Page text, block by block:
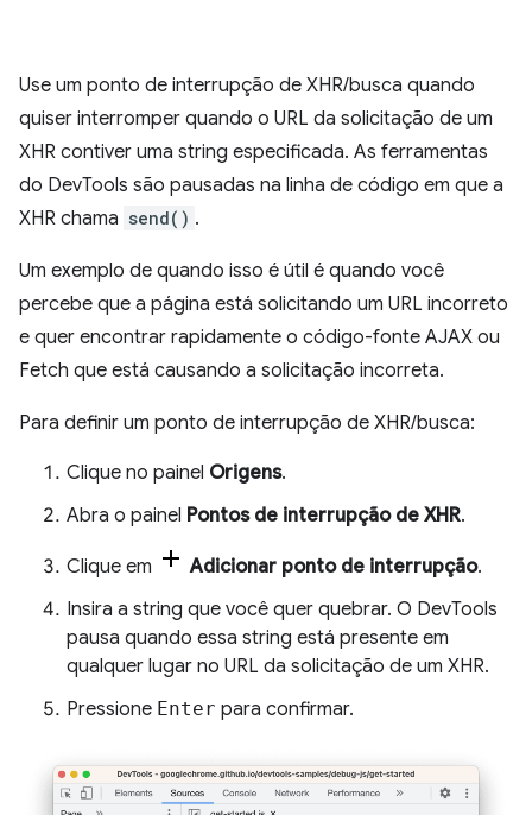
Use um ponto de interrupção de XHR/busca quando
quiser interromper quando o URL da solicitação de um
XHR contiver uma string especificada. As ferramentas
do DevTools são pausadas na linha de código em que a
XHR chama send() .
Um exemplo de quando isso é útil é quando você
percebe que a página está solicitando um URL incorreto
e quer encontrar rapidamente o código-fonte AJAX ou
Fetch que está causando a solicitação incorreta.
Para definir um ponto de interrupção de XHR/busca:
Clique no painel Origens.
Abra o painel Pontos de interrupção de XHR.
Clique em Adicionar ponto de interrupção.
Insira a string que você quer quebrar. O DevTools
pausa quando essa string está presente em
qualquer lugar no URL da solicitação de um XHR.
Pressione Enter para confirmar.